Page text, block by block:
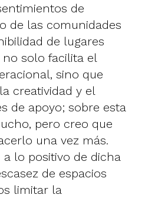
de
de las comunidades
de lugares
solo facilita el
sino que
creatividad y el
de apoyo; sobre esta
pero creo que
una vez más.
lo positivo de dicha
de espacios
limitar la